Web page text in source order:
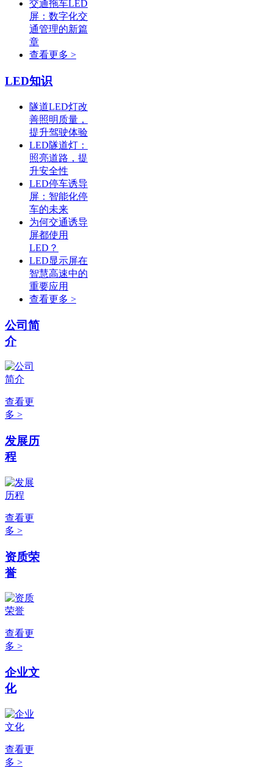
交通拖车LED
屏：数字化交
通管理的新篇
章
查看更多 >
LED知识
隧道LED灯改
善照明质量，
提升驾驶体验
LED隧道灯：
照亮道路，提
升安全性
LED停车诱导
屏：智能化停
车的未来
为何交通诱导
屏都使用
LED？
LED显示屏在
智慧高速中的
重要应用
查看更多 >
公司简
介
查看更
多 >
发展历
程
查看更
多 >
资质荣
誉
查看更
多 >
企业文
化
查看更
多 >